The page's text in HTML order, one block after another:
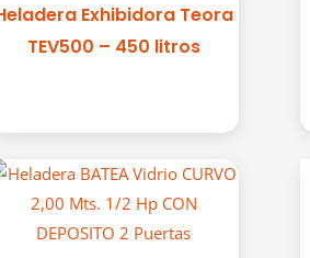
Exhibidora Teora
TEV500 – 450 litros